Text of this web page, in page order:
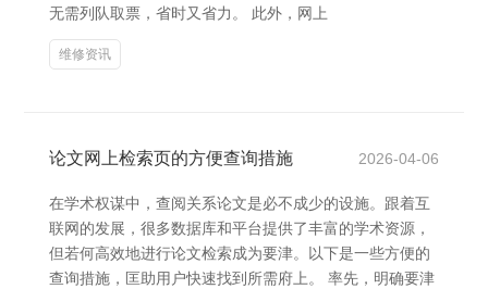
无需列队取票，省时又省力。 此外，网上
维修资讯
论文网上检索页的方便查询措施 2026-04-06
在学术权谋中，查阅关系论文是必不成少的设施。跟着互
联网的发展，很多数据库和平台提供了丰富的学术资源，
但若何高效地进行论文检索成为要津。以下是一些方便的
查询措施，匡助用户快速找到所需府上。 率先，明确要津